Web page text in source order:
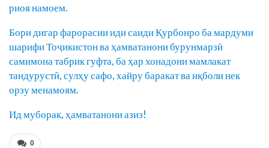
риоя намоем.
Бори дигар фарорасии иди саиди Қурбонро ба мардуми
шарифи Тоҷикистон ва ҳамватанони бурунмарзӣ
самимона табрик гуфта, ба ҳар хонадони мамлакат
тандурустӣ, сулҳу сафо, хайру баракат ва иқболи нек
орзу менамоям.
Ид муборак, ҳамватанони азиз!
0